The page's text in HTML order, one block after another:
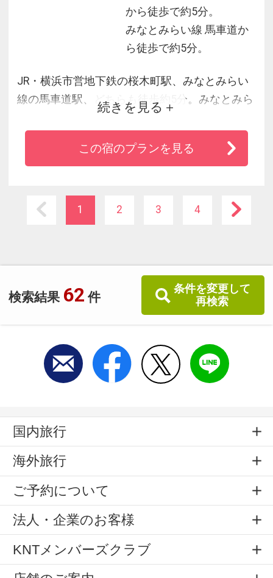
検索結果 62 件
条件を変更して
再検索
から徒歩で約5分。
みなとみらい線 馬車道か
ら徒歩で約5分。
JR・横浜市営地下鉄の桜木町駅、みなとみらい
線の馬車道駅、どちらも徒歩約5分。みなとみら
い、横浜スタジアム、野毛たべもの横丁なども
徒歩圏内です。地元の人たちと同じように横浜
を堪能してください。
続きを見る
この宿のプランを見る
1 2 3 4
国内旅行
海外旅行
ご予約について
法人・企業のお客様
KNTメンバーズクラブ